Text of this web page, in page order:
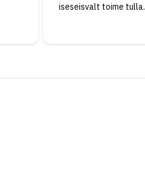
iseseisvalt toime tulla.